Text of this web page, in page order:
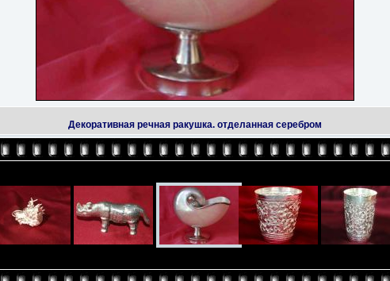
Декоративная речная ракушка. отделанная серебром